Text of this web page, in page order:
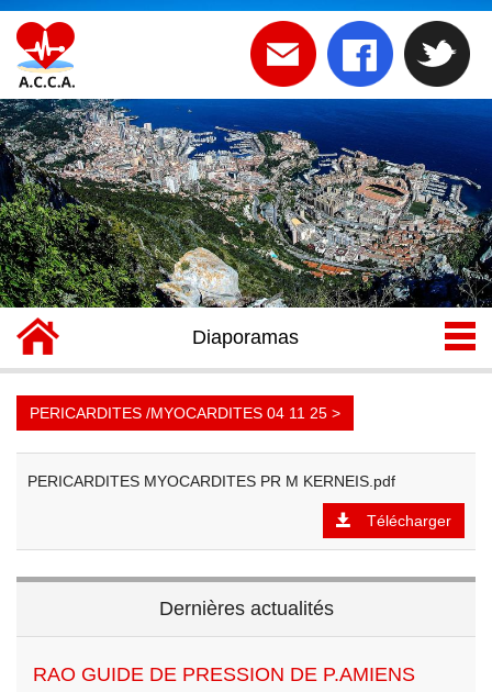
Diaporamas
PERICARDITES /MYOCARDITES 04 11 25 >
PERICARDITES MYOCARDITES PR M KERNEIS.pdf
Télécharger
Dernières actualités
RAO GUIDE DE PRESSION DE P.AMIENS